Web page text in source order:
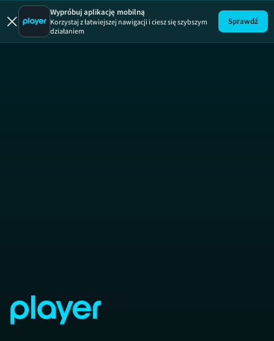
Julia ODCINEK 133
JULIA
Wypróbuj aplikację mobilną
Korzystaj z łatwiejszej nawigacji i ciesz się szybszym
działaniem
Sprawdź